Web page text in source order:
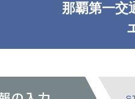
那覇第一交